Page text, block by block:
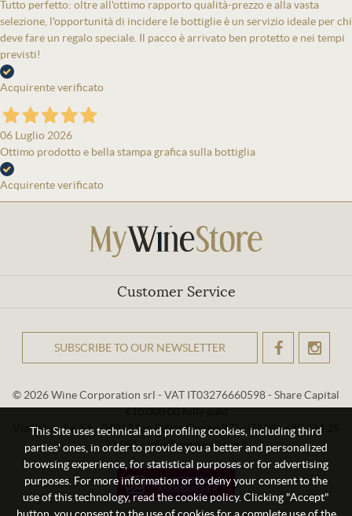
Tutto perfetto: oltre all'ottimo rapporto qualità-prezzo e alla vasta
selezione, l'opportunità di incidere le bottiglie è un servizio ideale per chi
deve fare un regalo speciale. Il pacco è arrivato ben protetto e nei tempi
previsti!
Acquirente verificato
06 Luglio 2026
Ottimo prodotto e bella stampa grafica sulla bottiglia
Acquirente verificato
Customer Service
This Site uses technical and profiling cookies, including third
parties' ones, in order to provide you a better and personalized
browsing experience, for statistical purposes or for advertising
purposes. For more information or to deny your consent to the
use of this technology, read the cookie policy. Clicking "Accept"
SUBSCRIBE TO OUR NEWSLETTER
© 2026 Wine Corporation srl - VAT IT03276660598 - Share Capital
€10,000.00 fully paid
Via Sabaudia, 56 - 04017 San Felice Circeo (LT) - ITALY - +39 334 29
93 956 - info@mywinestore.it